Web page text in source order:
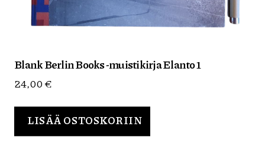
Blank Berlin Books -muistikirja Elanto 1
24,00€
LISÄÄ OSTOSKORIIN